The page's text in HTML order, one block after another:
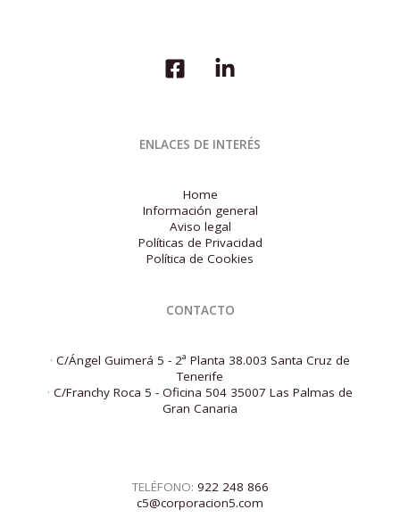
ENLACES DE INTERÉS
Home
Información general
Aviso legal
Políticas de Privacidad
Política de Cookies
CONTACTO
· C/Ángel Guimerá 5 - 2ª Planta 38.003 Santa Cruz de
Tenerife
· C/Franchy Roca 5 - Oficina 504 35007 Las Palmas de
Gran Canaria
TELÉFONO: 922 248 866
c5@corporacion5.com